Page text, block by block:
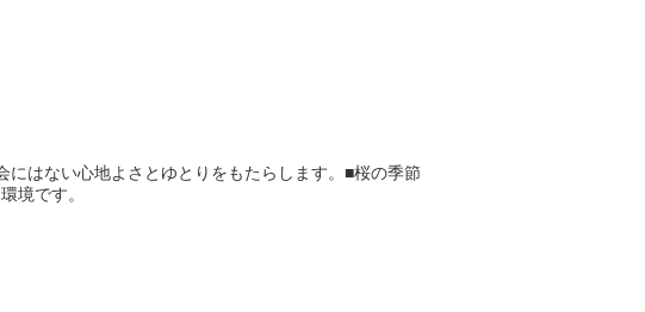
はない心地よさとゆとりをもたらします。■桜の季節
境です。